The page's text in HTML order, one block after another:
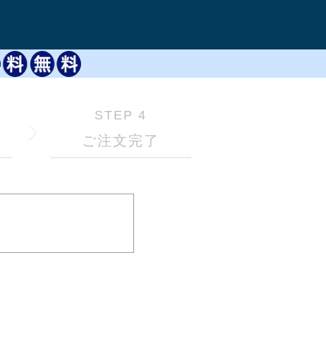
STEP 4
ご注文完了